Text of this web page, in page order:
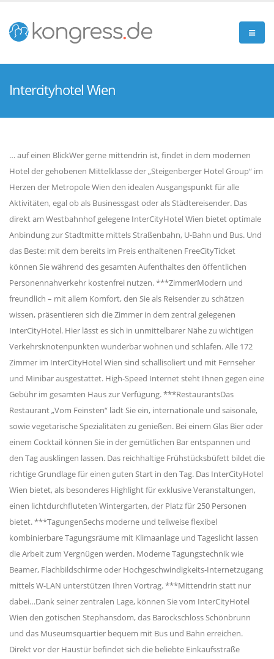
Intercityhotel Wien
… auf einen BlickWer gerne mittendrin ist, findet in dem modernen
Hotel der gehobenen Mittelklasse der „Steigenberger Hotel Group“ im
Herzen der Metropole Wien den idealen Ausgangspunkt für alle
Aktivitäten, egal ob als Businessgast oder als Städtereisender. Das
direkt am Westbahnhof gelegene InterCityHotel Wien bietet optimale
Anbindung zur Stadtmitte mittels Straßenbahn, U-Bahn und Bus. Und
das Beste: mit dem bereits im Preis enthaltenen FreeCityTicket
können Sie während des gesamten Aufenthaltes den öffentlichen
Personennahverkehr kostenfrei nutzen. ***ZimmerModern und
freundlich – mit allem Komfort, den Sie als Reisender zu schätzen
wissen, präsentieren sich die Zimmer in dem zentral gelegenen
InterCityHotel. Hier lässt es sich in unmittelbarer Nähe zu wichtigen
Verkehrsknotenpunkten wunderbar wohnen und schlafen. Alle 172
Zimmer im InterCityHotel Wien sind schallisoliert und mit Fernseher
und Minibar ausgestattet. High-Speed Internet steht Ihnen gegen eine
Gebühr im gesamten Haus zur Verfügung. ***RestaurantsDas
Restaurant „Vom Feinsten“ lädt Sie ein, internationale und saisonale,
sowie vegetarische Spezialitäten zu genießen. Bei einem Glas Bier oder
einem Cocktail können Sie in der gemütlichen Bar entspannen und
den Tag ausklingen lassen. Das reichhaltige Frühstücksbüfett bildet die
richtige Grundlage für einen guten Start in den Tag. Das InterCityHotel
Wien bietet, als besonderes Highlight für exklusive Veranstaltungen,
einen lichtdurchfluteten Wintergarten, der Platz für 250 Personen
bietet. ***TagungenSechs moderne und teilweise flexibel
kombinierbare Tagungsräume mit Klimaanlage und Tageslicht lassen
die Arbeit zum Vergnügen werden. Moderne Tagungstechnik wie
Beamer, Flachbildschirme oder Hochgeschwindigkeits-Internetzugang
mittels W-LAN unterstützen Ihren Vortrag. ***Mittendrin statt nur
dabei…Dank seiner zentralen Lage, können Sie vom InterCityHotel
Wien den gotischen Stephansdom, das Barockschloss Schönbrunn
und das Museumsquartier bequem mit Bus und Bahn erreichen.
Direkt vor der Haustür befindet sich die beliebte Einkaufsstraße